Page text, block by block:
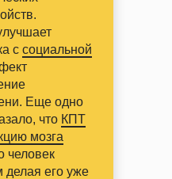
с социальной
Еще одно
что КПТ
мозга
человек
делая его уже